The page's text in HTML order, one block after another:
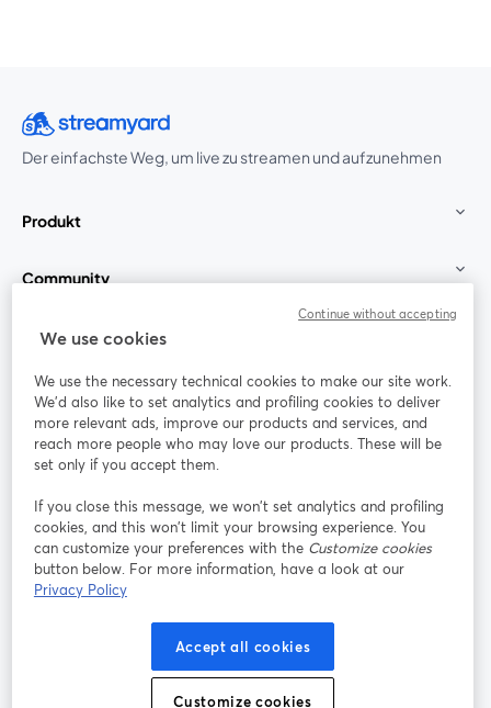
Der einfachste Weg, um live zu streamen und aufzunehmen
Produkt
Community
StreamYard für
Mitmachen
Webinar Facebook
wird in einem neuen Tab geöffnet
X (Twitter)
wird in einem neuen Tab geöffnet
Nutzungsbedingungen
wird in einem neuen Tab geöffnet
Datenschutzrichtlinie
wird in einem neuen Tab geöffnet
Cookie-Richtlinie
Cookie-Einstellungen Hilfe-Center
We use cookies
We use the necessary technical cookies to make our site work.
We'd also like to set analytics and profiling cookies to deliver
more relevant ads, improve our products and services, and
reach more people who may love our products. These will be
set only if you accept them.
If you close this message, we won’t set analytics and profiling
cookies, and this won’t limit your browsing experience. You
can customize your preferences with the Customize cookies
button below. For more information, have a look at our
Privacy Policy
Accept all cookies
Customize cookies
Continue without accepting